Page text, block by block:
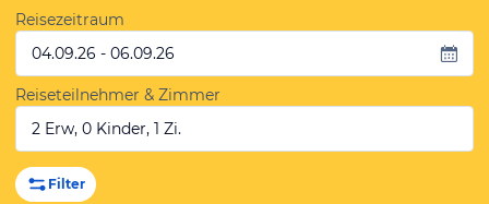
Reisezeitraum
04.09.26 - 06.09.26
Reiseteilnehmer & Zimmer
2 Erw, 0 Kinder, 1 Zi.
Filter